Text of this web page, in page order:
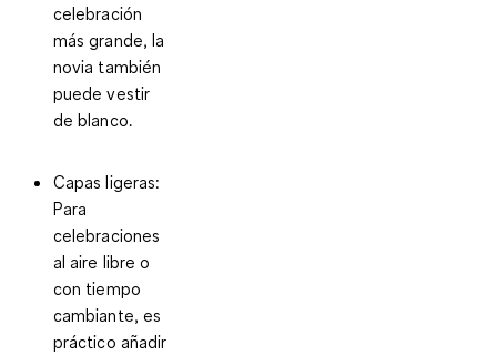
celebración
más grande, la
novia también
puede vestir
de blanco.
Capas ligeras:
Para
celebraciones
al aire libre o
con tiempo
cambiante, es
práctico añadir